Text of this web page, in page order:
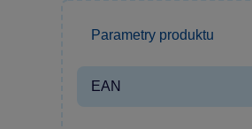
Parametry produktu
EAN